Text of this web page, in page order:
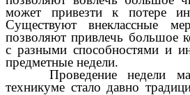
может привезти к потере
Существуют внеклассные
позволяют привлечь большое
с разными способностями и
предметные недели.
Проведение недели
техникуме стало давно